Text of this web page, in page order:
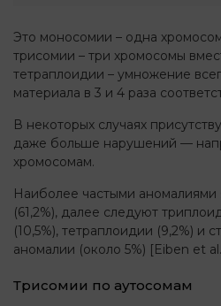
Это моносомии – одна
трисомии – три хромосомы
тетраплоидии – умножение
материала в 3 и 4 раза
В некоторых случаях
даже больше нарушений —
хромосомам.
Наиболее частыми аномалиями
(61,2%), далее следуют
(10,5%), тетраплоидии (9,2%) и
аномалии (около 5%) [Eiben et
Трисомии по аутосомам